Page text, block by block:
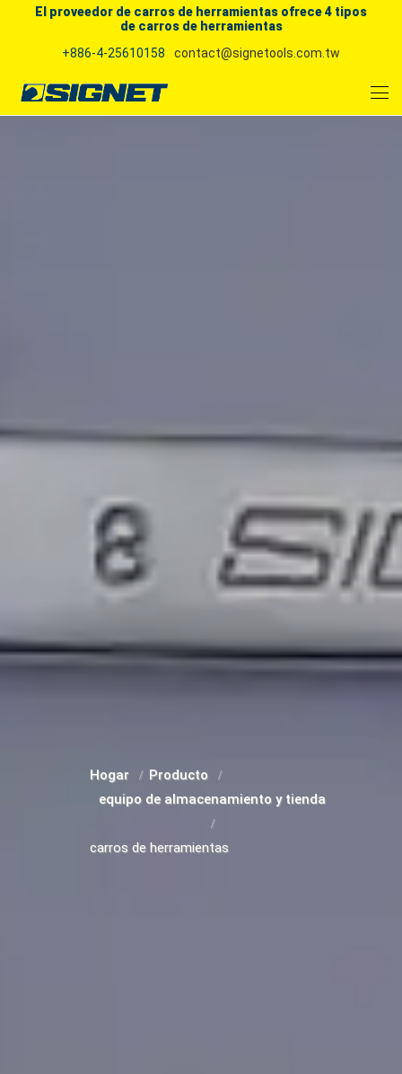
El proveedor de carros de herramientas ofrece 4 tipos
de carros de herramientas
+886-4-25610158
contact@signetools.com.tw
Hogar
Producto
equipo de almacenamiento y tienda
carros de herramientas